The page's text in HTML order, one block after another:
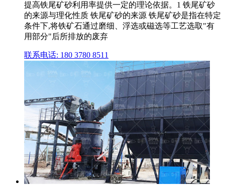
提高铁尾矿砂利用率提供一定的理论依据。1 铁尾矿砂
的来源与理化性质 铁尾矿砂的来源 铁尾矿砂是指在特定
条件下,将铁矿石通过磨细、浮选或磁选等工艺选取"有
用部分"后所排放的废弃
联系电话: 180 3780 8511